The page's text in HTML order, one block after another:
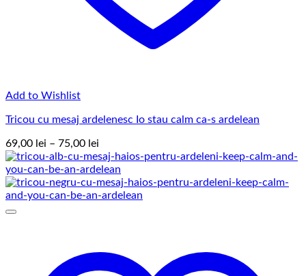
Add to Wishlist
Tricou cu mesaj ardelenesc Io stau calm ca-s ardelean
69,00 lei – 75,00 lei
de
prețuri:
69,00 lei
până